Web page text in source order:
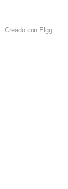
Creado con Elgg